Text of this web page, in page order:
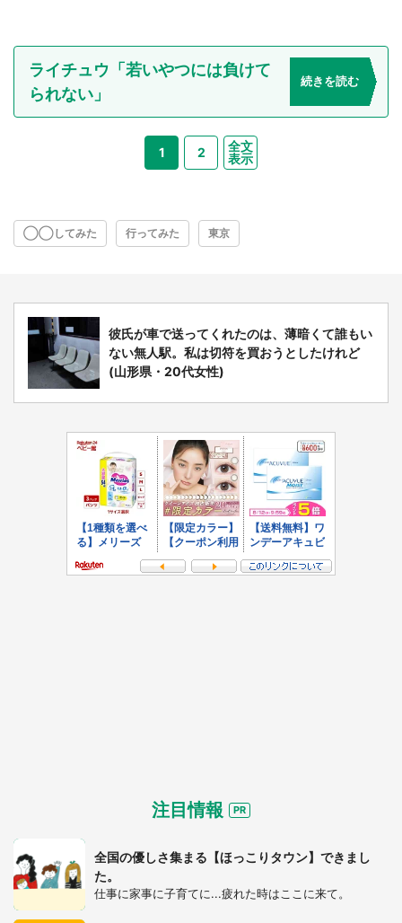
ライチュウ「若いやつには負けて
られない」
続きを読む
1 2
全文
表示
◯◯してみた 行ってみた 東京
彼氏が車で送ってくれたのは、薄暗くて誰もい
ない無人駅。私は切符を買おうとしたけれど
(山形県・20代女性)
注目情報
全国の優しさ集まる【ほっこりタウン】できまし
た。
仕事に家事に子育てに...疲れた時はここに来て。